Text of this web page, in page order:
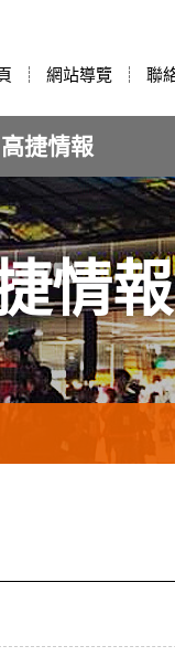
網站導覽 聯
高捷情報
情報